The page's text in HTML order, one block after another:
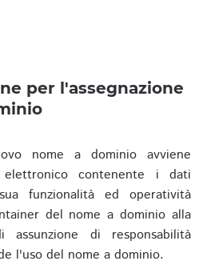
per l'assegnazione
nome a dominio avviene
contenente i dati
funzionalità ed operatività
del nome a dominio alla
di responsabilità
l'uso del nome a dominio.